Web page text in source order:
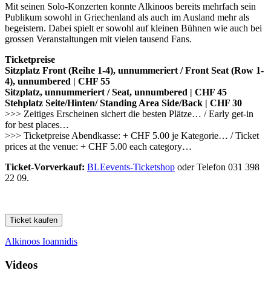
Mit seinen Solo-Konzerten konnte Alkinoos bereits mehrfach sein
Publikum sowohl in Griechenland als auch im Ausland mehr als
begeistern. Dabei spielt er sowohl auf kleinen Bühnen wie auch bei
grossen Veranstaltungen mit vielen tausend Fans.
Ticketpreise
Sitzplatz Front (Reihe 1-4), unnummeriert / Front Seat (Row 1-
4), unnumbered | CHF 55
Sitzplatz, unnummeriert / Seat, unnumbered | CHF 45
Stehplatz Seite/Hinten/ Standing Area Side/Back | CHF 30
>>> Zeitiges Erscheinen sichert die besten Plätze… / Early get-in
for best places…
>>> Ticketpreise Abendkasse: + CHF 5.00 je Kategorie… / Ticket
prices at the venue: + CHF 5.00 each category…
Ticket-Vorverkauf: BLEevents-Ticketshop oder Telefon 031 398
22 09.
Alkinoos Ioannidis
Videos